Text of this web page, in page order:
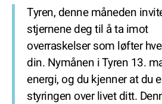
Tyren, denne måneden
stjernene deg til å ta imot
overraskelser som løfter
din. Nymånen i Tyren 13.
energi, og du kjenner at du
styringen over livet ditt.